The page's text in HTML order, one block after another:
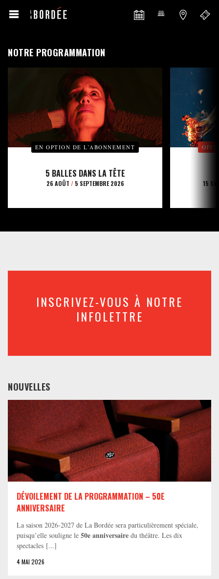
NOTRE PROGRAMMATION
EN OPTION DE L’ABONNEMENT
5 BALLES DANS LA TÊTE
26 AOÛT /5 SEPTEMBRE 2026 15
INSCRIVEZ-VOUS À NOTRE
INFOLETTRE
NOUVELLES
DÉVOILEMENT DE LA PROGRAMMATION – 50E
ANNIVERSAIRE
La saison 2026-2027 de La Bordée sera particulièrement spéciale,
puisqu’elle souligne le 50e anniversaire du théâtre. Les dix
spectacles [...]
4 MAI 2026